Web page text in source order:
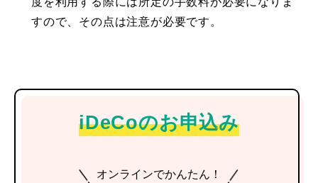
すので、その点は注意が必要です。
iDeCoのお申込み
オンラインでかんたん！